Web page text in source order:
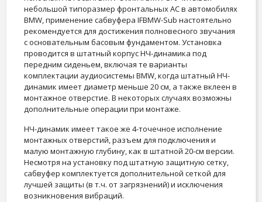
небольшой типоразмер фронтальных АС в автомобилях
BMW, применение сабвуфера IFBMW-Sub настоятельно
рекомендуется для достижения полновесного звучания
с основательным басовым фундаментом. Установка
проводится в штатный корпус НЧ-динамика под
передним сиденьем, включая те варианты
комплектации аудиосистемы BMW, когда штатный НЧ-
динамик имеет диаметр меньше 20 см, а также вклеен в
монтажное отверстие. В некоторых случаях возможны
дополнительные операции при монтаже.
НЧ-динамик имеет такое же 4-точечное исполнение
монтажных отверстий, разъем для подключения и
малую монтажную глубину, как в штатной 20-см версии.
Несмотря на установку под штатную защитную сетку,
сабвуфер комплектуется дополнительной сеткой для
лучшей защиты (в т.ч. от загрязнений) и исключения
возникновения вибраций.